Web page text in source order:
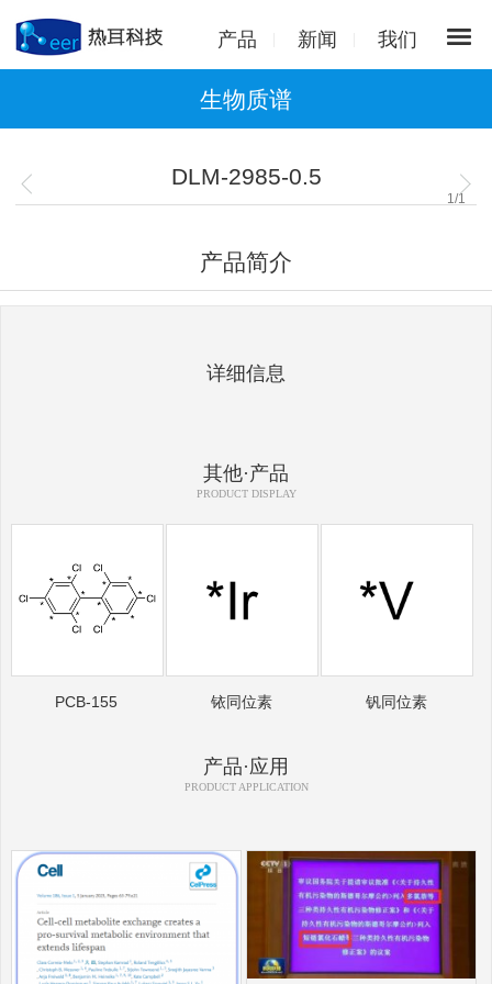
产品 新闻 我们
生物质谱
DLM-2985-0.5
1 /1
产品简介
详细信息
其他·产品
PRODUCT DISPLAY
PCB-155 铱同位素 钒同位素
产品·应用
PRODUCT APPLICATION